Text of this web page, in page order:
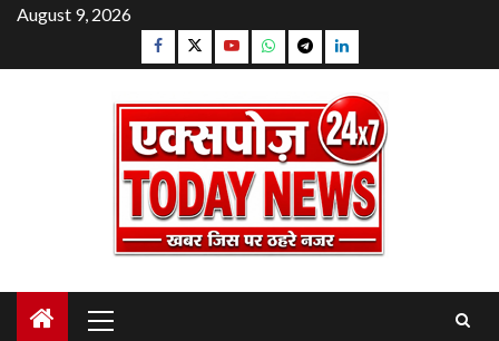
Skip
content
August 9, 2026
Facebook
TwitterYouTubeWhatsapp
TelegramLinkedin
Menu